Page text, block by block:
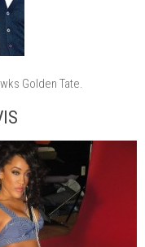
Golden Tate.